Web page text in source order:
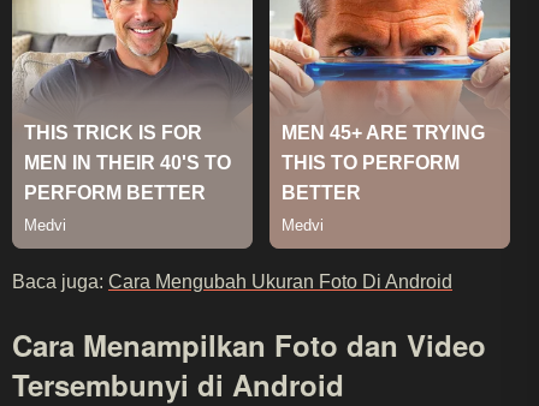
Baca juga: Cara Mengubah Ukuran Foto Di Android
Cara Menampilkan Foto dan Video
Tersembunyi di Android